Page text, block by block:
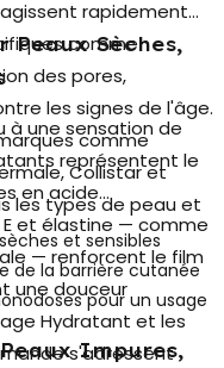
rapidement
comme
des pores,
les signes de l'âge.
comme
Collistar et
les types de peau et
Peaux Sèches,
à une sensation de
représentent le
en acide
et élastine — comme
— renforcent le film
une douceur
Hydratant et les
s'adressent
et sensibles
de la barrière cutanée
pour un usage
Impures,